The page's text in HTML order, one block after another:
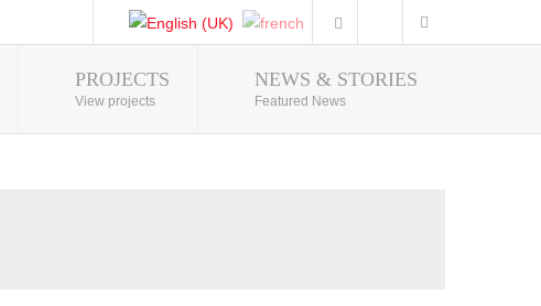
Photo Gallery
PROJECTS
View projects
NEWS & STORIES
Featured News